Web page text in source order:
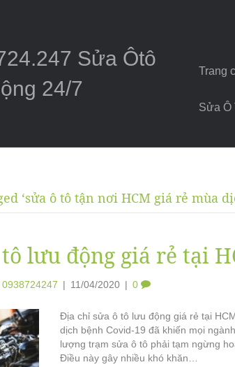
Sửa Ôtô
24/7
Trang
Sửa Ô
‘sửa ô tô tận nơi HCM giá rẻ mùa
lưu động giá rẻ tại
| 11/04/2020 | 0
Địa chỉ sửa ô tô lưu động giá rẻ tại
dịch bệnh Covid-19 đã khiến mọi
lượng trạm sửa ô tô phải tạm ngừng
Điều này gây nhiều khó khăn…